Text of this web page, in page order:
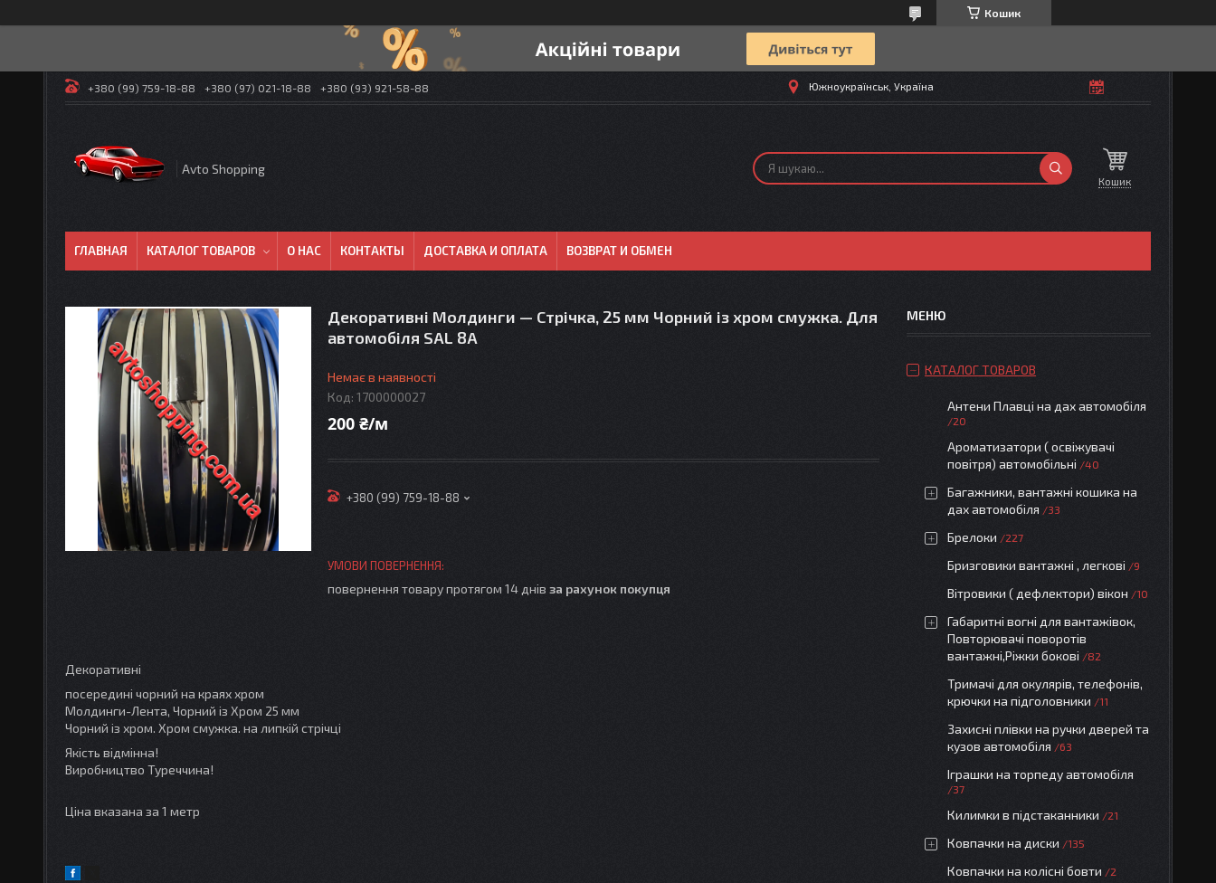
Кошик
+380 (99) 759-18-88 +380 (97) 021-18-88 +380 (93) 921-58-88 Южноукраїнськ, Україна
Avto Shopping
Кошик
ГЛАВНАЯ КАТАЛОГ ТОВАРОВ О НАС КОНТАКТЫ ДОСТАВКА И ОПЛАТА ВОЗВРАТ И ОБМЕН
Декоративні Молдинги — Стрічка, 25 мм Чорний із хром смужка. Для
автомобіля SAL 8А
Немає в наявності
Код: 1700000027
200 ₴/м
+380 (99) 759-18-88
повернення товару протягом 14 днів за рахунок покупця
Декоративні
посередині чорний на краях хром
Молдинги-Лента, Чорний із Хром 25 мм
Чорний із хром. Хром смужка. на липкій стрічці
Якість відмінна!
Виробництво Туреччина!
Ціна вказана за 1 метр
КАТАЛОГ ТОВАРОВ
Антени Плавці на дах автомобіля
20
Ароматизатори ( освіжувачі
повітря) автомобільні
40
Багажники, вантажні кошика на
дах автомобіля
33
Брелоки 227
Бризговики вантажні , легкові 9
Вітровики ( дефлектори) вікон 10
Габаритні вогні для вантажівок,
Повторювачі поворотів
вантажні,Ріжки бокові
82
Тримачі для окулярів, телефонів,
крючки на підголовники
11
Захисні плівки на ручки дверей та
кузов автомобіля
63
Іграшки на торпеду автомобіля
37
Килимки в підстаканники 21
Ковпачки на диски 135
Ковпачки на колісні бовти 2